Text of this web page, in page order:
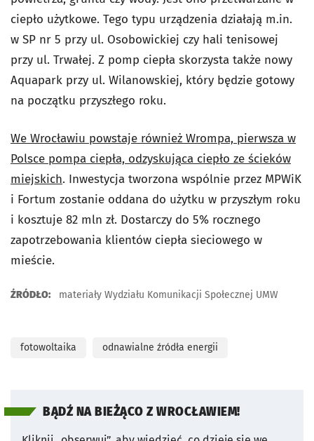
ciepło użytkowe. Tego typu urządzenia działają m.in.
w SP nr 5 przy ul. Osobowickiej czy hali tenisowej
przy ul. Trwałej. Z pomp ciepła skorzysta także nowy
Aquapark przy ul. Wilanowskiej, który będzie gotowy
na początku przyszłego roku.
We Wrocławiu powstaje również Wrompa, pierwsza w
Polsce pompa ciepła, odzyskująca ciepło ze ścieków
miejskich. Inwestycja tworzona wspólnie przez MPWiK
i Fortum zostanie oddana do użytku w przyszłym roku
i kosztuje 82 mln zł. Dostarczy do 5% rocznego
zapotrzebowania klientów ciepła sieciowego w
mieście.
ŹRÓDŁO: materiały Wydziału Komunikacji Społecznej UMW
fotowoltaika odnawialne źródła energii
BĄDŹ NA BIEŻĄCO Z WROCŁAWIEM!